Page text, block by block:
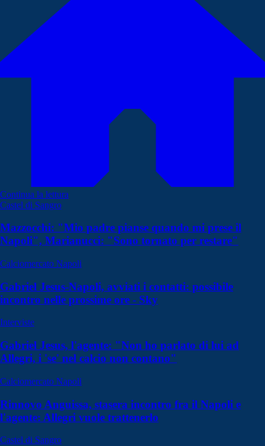
Continua la lettura
Castel di Sangro
Mazzocchi: "Mio padre pianse quando mi prese il
Napoli", Marianucci: "Sono tornato per restare"
Calciomercato Napoli
Gabriel Jesus-Napoli, avviati i contatti: possibile
incontro nelle prossime ore - Sky
Interviste
Gabriel Jesus, l'agente: "Non ho parlato di lui ad
Allegri, i 'se' nel calcio non contano"
Calciomercato Napoli
Rinnovo Anguissa, stasera incontro fra il Napoli e
l'agente: Allegri vuole trattenerlo
Castel di Sangro